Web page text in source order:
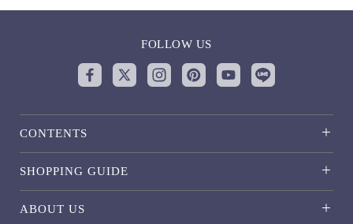
FOLLOW US
CONTENTS
SHOPPING GUIDE
ABOUT US